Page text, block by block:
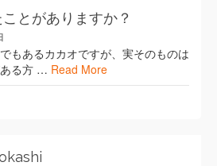
とがありますか？
もあるカカオですが、実そのものは
る方 … Read More